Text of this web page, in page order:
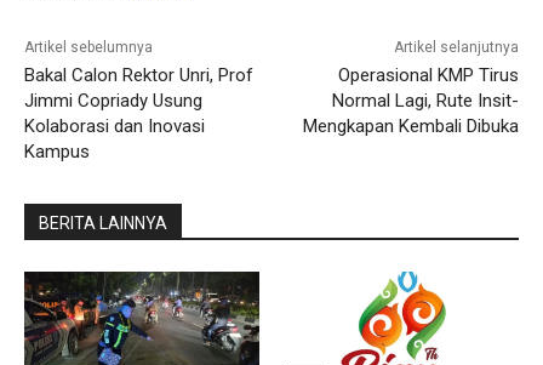
Artikel sebelumnya
Bakal Calon Rektor Unri, Prof
Jimmi Copriady Usung
Kolaborasi dan Inovasi
Kampus
Artikel selanjutnya
Operasional KMP Tirus
Normal Lagi, Rute Insit-
Mengkapan Kembali Dibuka
BERITA LAINNYA